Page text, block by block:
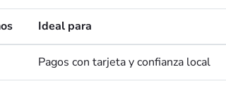
Ideal para
Pagos con tarjeta y confianza local